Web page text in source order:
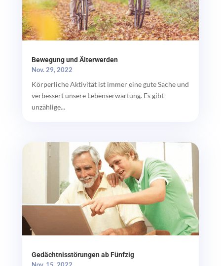
Bewegung und Älterwerden
Nov. 29, 2022
Körperliche Aktivität ist immer eine gute Sache und
verbessert unsere Lebenserwartung. Es gibt
unzählige...
Gedächtnisstörungen ab Fünfzig